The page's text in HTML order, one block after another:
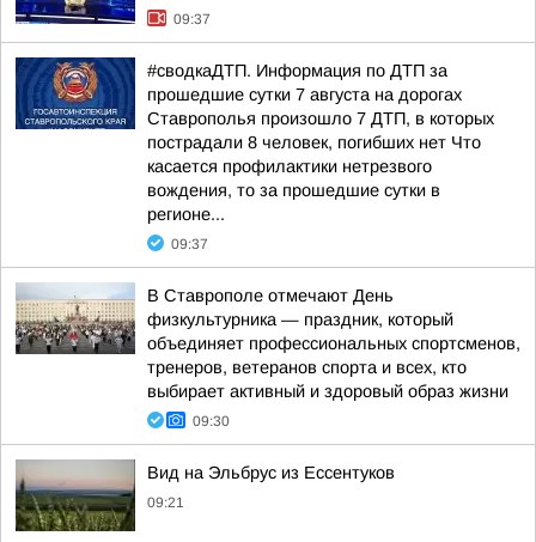
09:37
#сводкаДТП. Информация по ДТП за
прошедшие сутки 7 августа на дорогах
Ставрополья произошло 7 ДТП, в которых
пострадали 8 человек, погибших нет Что
касается профилактики нетрезвого
вождения, то за прошедшие сутки в
регионе...
09:37
В Ставрополе отмечают День
физкультурника — праздник, который
объединяет профессиональных спортсменов,
тренеров, ветеранов спорта и всех, кто
выбирает активный и здоровый образ жизни
09:30
Вид на Эльбрус из Ессентуков
09:21